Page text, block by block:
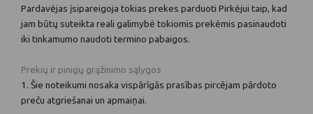
Pardavėjas įsipareigoja tokias prekes parduoti Pirkėjui taip, kad
jam būtų suteikta reali galimybė tokiomis prekėmis pasinaudoti
iki tinkamumo naudoti termino pabaigos.
Prekių ir pinigų grąžinimo sąlygos
1. Šie noteikumi nosaka vispārīgās prasības pircējam pārdoto
preču atgriešanai un apmaiņai.